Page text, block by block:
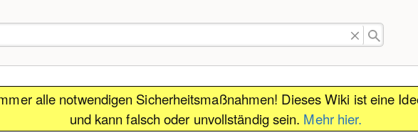
alle notwendigen Sicherheitsmaßnahmen! Dieses Wiki ist eine
und kann falsch oder unvollständig sein. Mehr hier.